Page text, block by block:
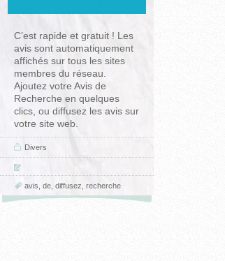
C’est rapide et gratuit ! Les
avis sont automatiquement
affichés sur tous les sites
membres du réseau.
Ajoutez votre Avis de
Recherche en quelques
clics, ou diffusez les avis sur
votre site web.
Divers
avis de diffusez recherche